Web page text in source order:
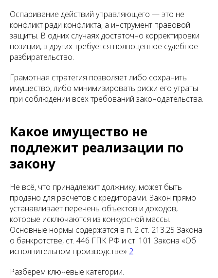
Оспаривание действий управляющего — это не
конфликт ради конфликта, а инструмент правовой
защиты. В одних случаях достаточно корректировки
позиции, в других требуется полноценное судебное
разбирательство.
Грамотная стратегия позволяет либо сохранить
имущество, либо минимизировать риски его утраты
при соблюдении всех требований законодательства.
Какое имущество не
подлежит реализации по
закону
Не всё, что принадлежит должнику, может быть
продано для расчётов с кредиторами. Закон прямо
устанавливает перечень объектов и доходов,
которые исключаются из конкурсной массы.
Основные нормы содержатся в п. 2 ст. 213.25 Закона
о банкротстве, ст. 446 ГПК РФ и ст. 101 Закона «Об
исполнительном производстве» 2.
Разберём ключевые категории.